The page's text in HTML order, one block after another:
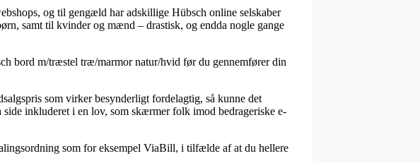
og til gengæld har adskillige Hübsch online selskaber
samt til kvinder og mænd – drastisk, og endda nogle gange
bord m/træstel træ/marmor natur/hvid før du gennemfører din
som virker besynderligt fordelagtig, så kunne det
inkluderet i en lov, som skærmer folk imod bedrageriske e-
som for eksempel ViaBill, i tilfælde af at du hellere